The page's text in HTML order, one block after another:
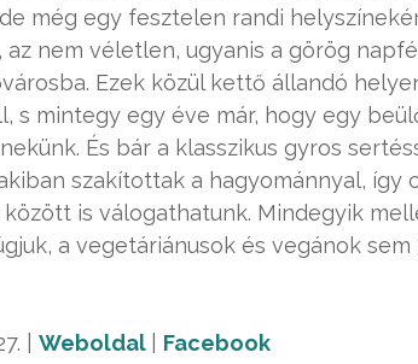
még egy fesztelen randi
az nem véletlen, ugyanis a görög
Ezek közül kettő állandó
s mintegy egy éve már, hogy egy
És bár a klasszikus gyros
szakítottak a hagyománnyal, így
is válogathatunk. Mindegyik
a vegetáriánusok és vegánok sem
| Weboldal Facebook